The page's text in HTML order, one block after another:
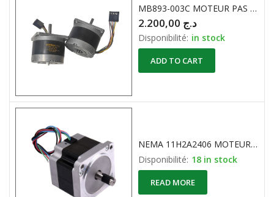
MB893-003C MOTEUR PAS A PAS BERGER LAHR P/N 100145
د.ج
Disponibilité: in stock
ADD TO CART
NEMA 11H2A2406 MOTEUR PAS A PAS 1.8° 0.6A
Disponibilité: 18 in stock
READ MORE